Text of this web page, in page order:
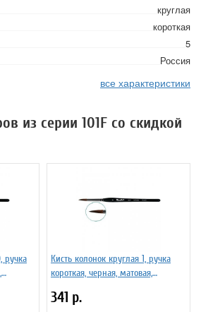
круглая
короткая
5
Россия
все характеристики
из серии 101F со скидкой
ручка
Кисть колонок круглая 1, ручка
короткая, черная, матовая,
341 р.